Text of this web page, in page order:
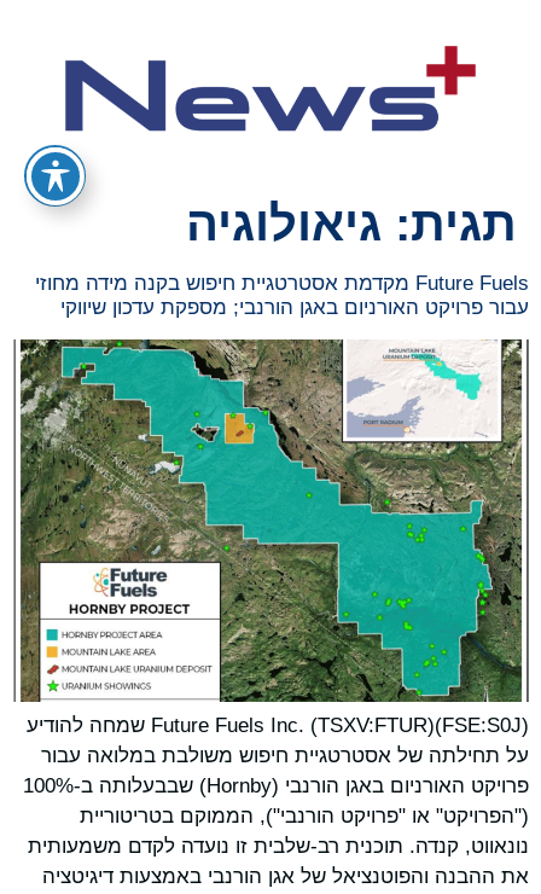
תגית: גיאולוגיה
Future Fuels מקדמת אסטרטגיית חיפוש בקנה מידה מחוזי
עבור פרויקט האורניום באגן הורנבי; מספקת עדכון שיווקי
Future Fuels Inc. (TSXV:FTUR)(FSE:S0J) שמחה להודיע
על תחילתה של אסטרטגיית חיפוש משולבת במלואה עבור
פרויקט האורניום באגן הורנבי (Hornby) שבבעלותה ב-100%
("הפרויקט" או "פרויקט הורנבי"), הממוקם בטריטוריית
נונאווט, קנדה. תוכנית רב-שלבית זו נועדה לקדם משמעותית
את ההבנה והפוטנציאל של אגן הורנבי באמצעות דיגיטציה